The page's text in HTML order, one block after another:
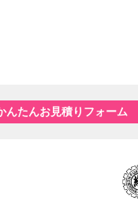
んたんお見積りフォーム